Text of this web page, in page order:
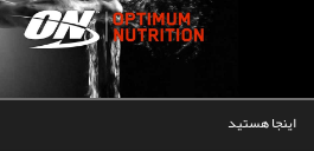
اینجا هستید